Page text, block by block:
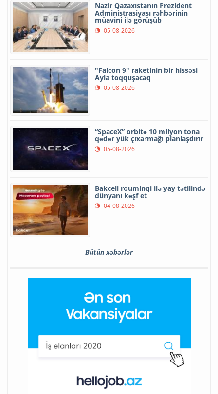
Nazir Qazaxıstanın Prezident
Administrasiyası rəhbərinin
müavini ilə görüşüb
05-08-2026
"Falcon 9" raketinin bir hissəsi
Ayla toqquşacaq
05-08-2026
“SpaceX” orbitə 10 milyon tona
qədər yük çıxarmağı planlaşdırır
05-08-2026
Bakcell rouminqi ilə yay tətilində
dünyanı kəşf et
04-08-2026
Bütün xəbərlər